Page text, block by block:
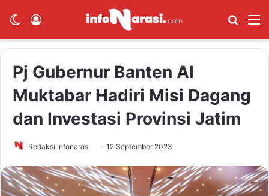
Switch skin Cari
Pj Gubernur Banten Al
Muktabar Hadiri Misi Dagang
dan Investasi Provinsi Jatim
Redaksi infonarasi 12 September 2023